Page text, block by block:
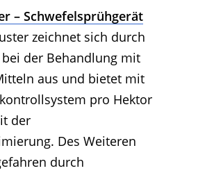
– Schwefelsprühgerät
zeichnet sich durch
der Behandlung mit
aus und bietet mit
pro Hektor
der
Des Weiteren
durch